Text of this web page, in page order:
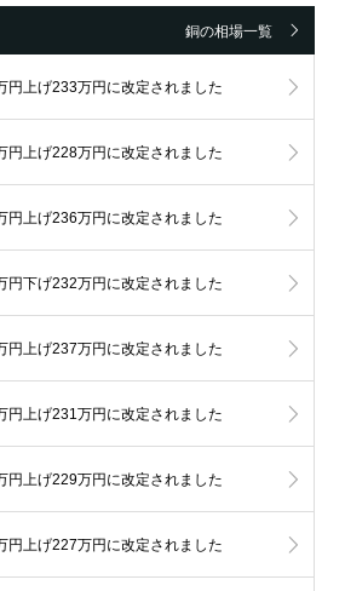
銅の相場一覧
円上げ233万円に改定されました
円上げ228万円に改定されました
円上げ236万円に改定されました
円下げ232万円に改定されました
円上げ237万円に改定されました
円上げ231万円に改定されました
円上げ229万円に改定されました
円上げ227万円に改定されました